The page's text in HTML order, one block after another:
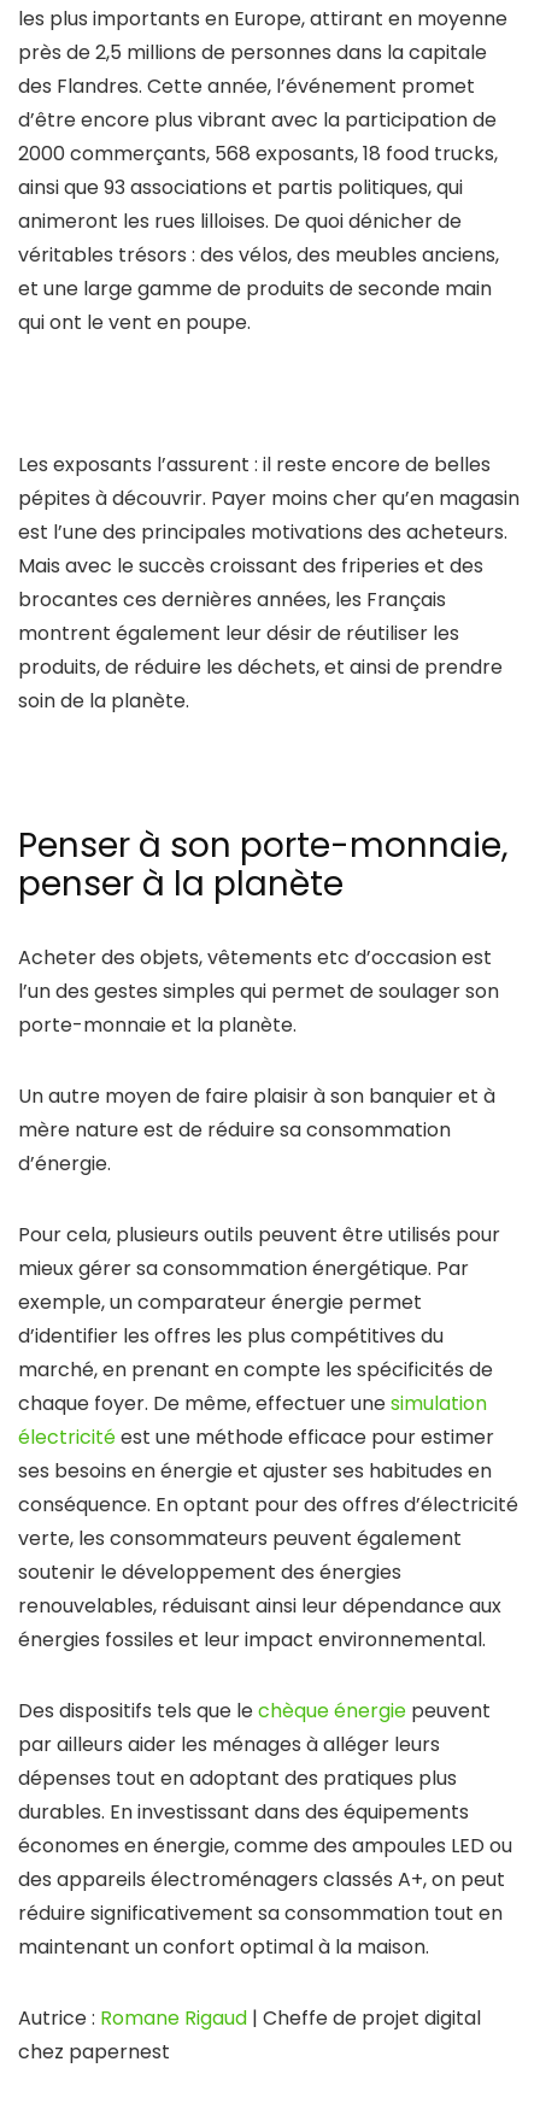
les plus importants en Europe, attirant en moyenne
près de 2,5 millions de personnes dans la capitale
des Flandres. Cette année, l’événement promet
d’être encore plus vibrant avec la participation de
2000 commerçants, 568 exposants, 18 food trucks,
ainsi que 93 associations et partis politiques, qui
animeront les rues lilloises. De quoi dénicher de
véritables trésors : des vélos, des meubles anciens,
et une large gamme de produits de seconde main
qui ont le vent en poupe.
Les exposants l’assurent : il reste encore de belles
pépites à découvrir. Payer moins cher qu’en magasin
est l’une des principales motivations des acheteurs.
Mais avec le succès croissant des friperies et des
brocantes ces dernières années, les Français
montrent également leur désir de réutiliser les
produits, de réduire les déchets, et ainsi de prendre
soin de la planète.
Penser à son porte-monnaie,
penser à la planète
Acheter des objets, vêtements etc d’occasion est
l’un des gestes simples qui permet de soulager son
porte-monnaie et la planète.
Un autre moyen de faire plaisir à son banquier et à
mère nature est de réduire sa consommation
d’énergie.
Pour cela, plusieurs outils peuvent être utilisés pour
mieux gérer sa consommation énergétique. Par
exemple, uncomparateur énergie permet
d’identifier les offres les plus compétitives du
marché, en prenant en compte les spécificités de
chaque foyer. De même, effectuer unesimulation
électricitéest une méthode efficace pour estimer
ses besoins en énergie et ajuster ses habitudes en
conséquence. En optant pour des offres d’électricité
verte, les consommateurs peuvent également
soutenir le développement des énergies
renouvelables, réduisant ainsi leur dépendance aux
énergies fossiles et leur impact environnemental.
Des dispositifs tels que lechèque énergie peuvent
par ailleurs aider les ménages à alléger leurs
dépenses tout en adoptant des pratiques plus
durables. En investissant dans des équipements
économes en énergie, comme des ampoules LED ou
des appareils électroménagers classés A+, on peut
réduire significativement sa consommation tout en
maintenant un confort optimal à la maison.
Autrice : Romane Rigaud | Cheffe de projet digital
chez papernest